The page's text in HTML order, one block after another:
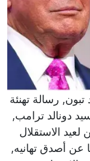
رسالة تهنئة
دونالد ترامب,
لعيد الاستقلال
عن أصدق تهانيه,